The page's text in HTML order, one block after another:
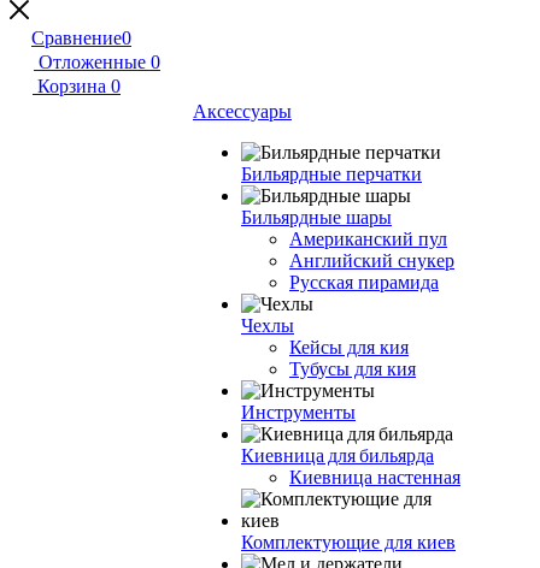
Сравнение0
Отложенные 0
Корзина 0
Аксессуары
Бильярдные перчатки
Бильярдные шары
Американский пул
Английский снукер
Русская пирамида
Чехлы
Кейсы для кия
Тубусы для кия
Инструменты
Киевница для бильярда
Киевница настенная
Комплектующие для киев